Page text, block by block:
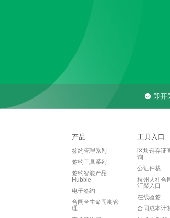
即开
产品
签约管理系列
签约工具系列
签约智能产品
Hubble
电子签约
合同全生命周期管
理
工具入口
区块链存证
询
公证仲裁
杭州人社合
汇聚入口
在线验签
合同成本计